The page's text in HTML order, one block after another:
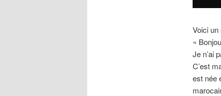
Voici un
«
Je n’ai
C’est
est née